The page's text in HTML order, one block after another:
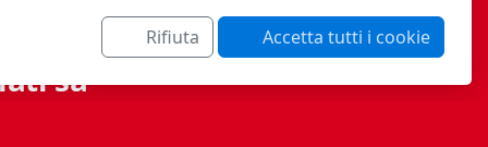
sa
Rifiuta Accetta tutti i cookie